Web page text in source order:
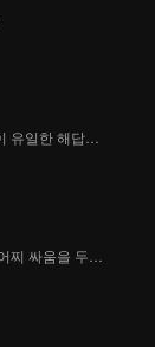
인류의 진화만이 유일한 해답이다